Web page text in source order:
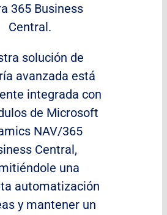
365 Business
Central.
solución de
avanzada está
integrada con
de Microsoft
NAV/365
Central,
una
automatización
y mantener un